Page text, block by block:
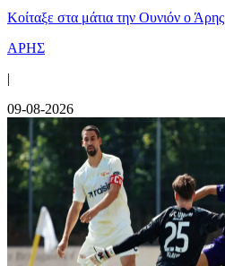
Κοίταξε στα μάτια την Ουνιόν ο Άρης
ΑΡΗΣ
|
09-08-2026